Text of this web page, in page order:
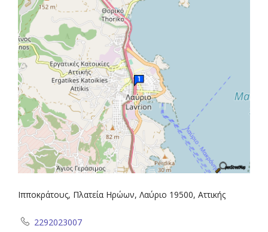
Ιπποκράτους, Πλατεία Ηρώων, Λαύριο 19500, Αττικής
2292023007